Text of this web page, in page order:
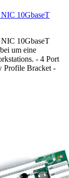
10GbaseT
10GbaseT
um eine
- 4 Port
Profile Bracket -